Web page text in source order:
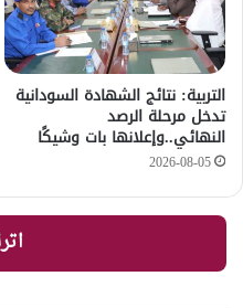
التربية: نتائج الشهادة السودانية
تدخل مرحلة الرصد
النهائي..وإعلانها بات وشيكًا
2026-08-05